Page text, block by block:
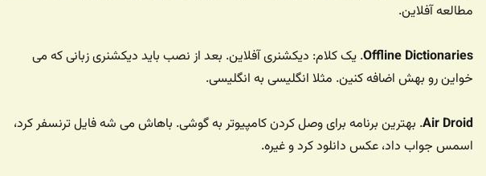
مطالعه آفلاین.
Offline Dictionaries. یک کلام: دیکشنری آفلاین. بعد از نصب باید دیکشنری زبانی که می
خواین رو بهش اضافه کنین. مثلا انگلیسی به انگلیسی.
Air Droid. بهترین برنامه برای وصل کردن کامپیوتر به گوشی. باهاش می شه فایل ترنسفر کرد،
اسمس جواب داد، عکس دانلود کرد و غیره.